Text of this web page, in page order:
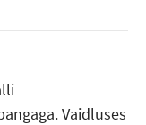
Vaidluses